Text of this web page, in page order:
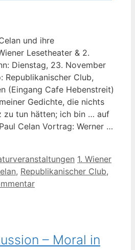
und ihre
Lesetheater & 2.
Dienstag, 23. November
Republikanischer Club,
(Eingang Cafe Hebenstreit)
Gedichte, die nichts
zu tun hätten; ich bin … auf
Celan Vortrag: Werner …
Schlagwörter
1. Wiener
, Republikanischer Club,
– Moral in